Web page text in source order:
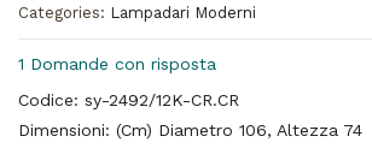
Categories: Lampadari Moderni
1 Domande con risposta
Codice: sy-2492/12K-CR.CR
Dimensioni: (Cm) Diametro 106, Altezza 74